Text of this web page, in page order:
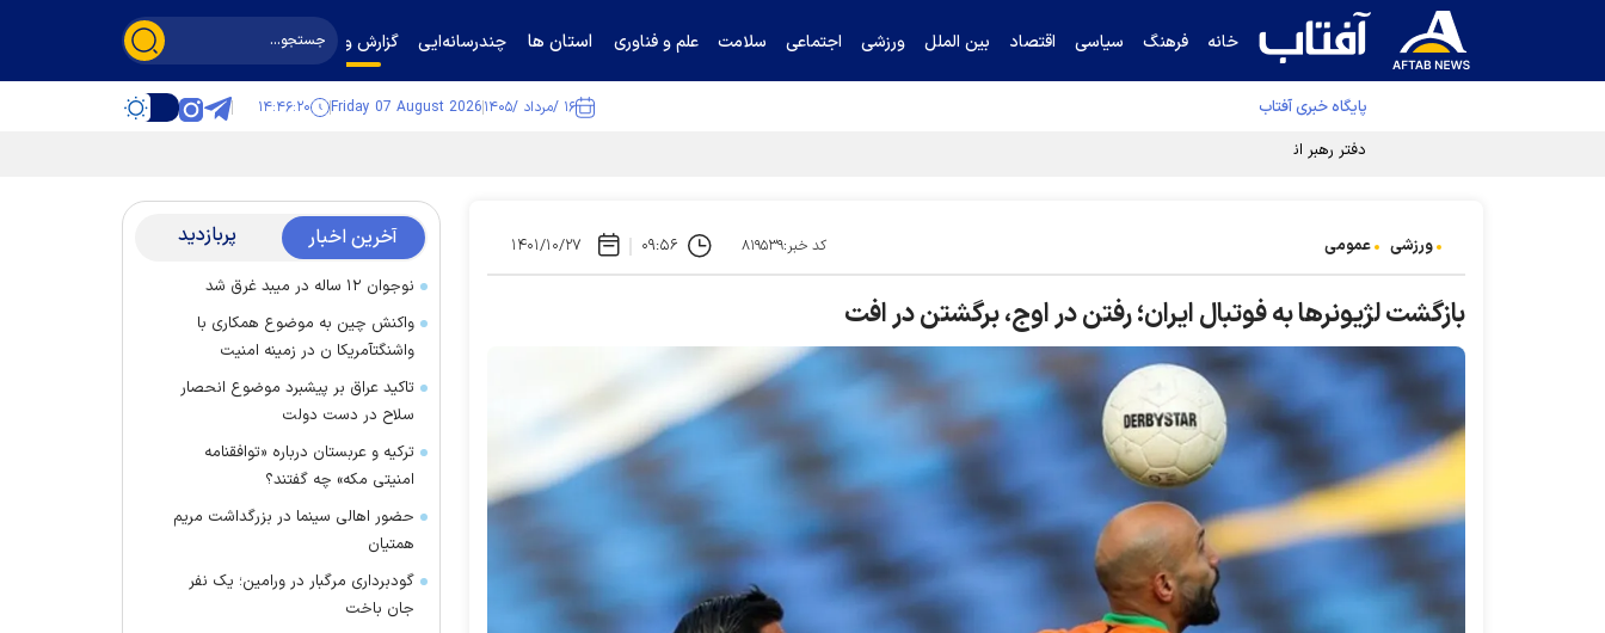
خانه فرهنگ سیاسی اقتصاد بین الملل ورزشی اجتماعی سلامت علم و فناوری استان ها چندرسانه‌ایی گزارش و گفت‌وگو
پایگاه خبری آفتاب ۱۶ /مرداد /۱۴۰۵ Friday 07 August 2026 ۱۴:۴۶:۲۱
دفتر رهبر انقلاب ادعای خرازی درباره پزشکیان را تکذیب کرد
ورزشی عمومی کد خبر:۸۱۹۵۳۹ ۰۹:۵۶ ۱۴۰۱/۱۰/۲۷
بازگشت لژیونر‌ها به فوتبال ایران؛ رفتن در اوج، برگشتن در افت
آخرین اخبار پربازدید
نوجوان ۱۲ ساله در میبد غرق شد
واکنش چین به موضوع همکاری با
واشنگتآمریکا ن در زمینه امنیت
تاکید عراق بر پیشبرد موضوع انحصار
سلاح در دست دولت
ترکیه و عربستان درباره «توافقنامه
امنیتی مکه» چه گفتند؟
حضور اهالی سینما در بزرگداشت مریم
همتیان
گودبرداری مرگبار در ورامین؛ یک نفر
جان باخت